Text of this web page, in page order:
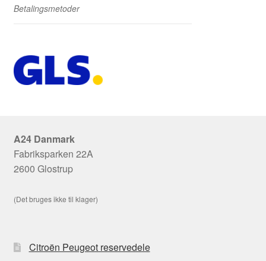
Betalingsmetoder
A24 Danmark
Fabriksparken 22A
2600 Glostrup
(Det bruges ikke til klager)
Citroën Peugeot reservedele